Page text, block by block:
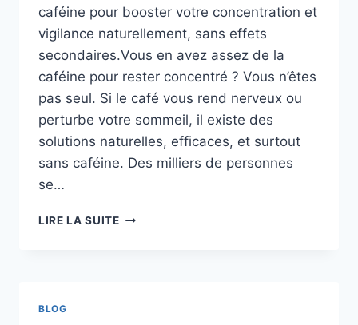
caféine pour booster votre concentration et
vigilance naturellement, sans effets
secondaires.Vous en avez assez de la
caféine pour rester concentré ? Vous n’êtes
pas seul. Si le café vous rend nerveux ou
perturbe votre sommeil, il existe des
solutions naturelles, efficaces, et surtout
sans caféine. Des milliers de personnes
se…
LIRE LA SUITECOMPLÉMENT
BLOG